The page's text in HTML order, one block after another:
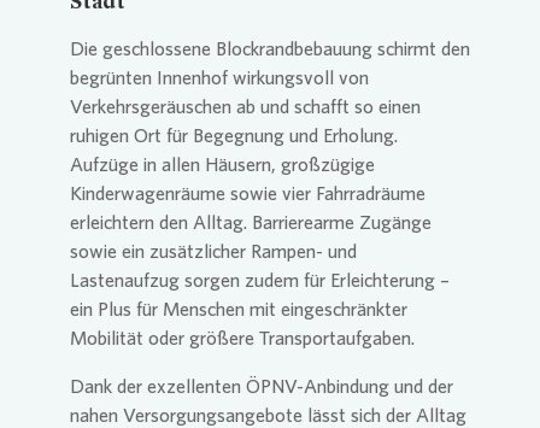
Die geschlossene Blockrandbebauung schirmt den
begrünten Innenhof wirkungsvoll von
Verkehrsgeräuschen ab und schafft so einen
ruhigen Ort für Begegnung und Erholung.
Aufzüge in allen Häusern, großzügige
Kinderwagenräume sowie vier Fahrradräume
erleichtern den Alltag. Barrierearme Zugänge
sowie ein zusätzlicher Rampen- und
Lastenaufzug sorgen zudem für Erleichterung –
ein Plus für Menschen mit eingeschränkter
Mobilität oder größere Transportaufgaben.
Dank der exzellenten ÖPNV-Anbindung und der
nahen Versorgungsangebote lässt sich der Alltag